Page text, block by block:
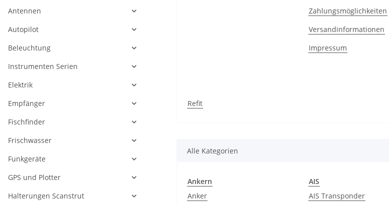
Zahlungsmöglichkeiten
Versandinformationen
Impressum
Refit
Alle Kategorien
Ankern
Anker
AIS
AIS Transponder
Antennen
Autopilot
Beleuchtung
Instrumenten Serien
Elektrik
Empfänger
Fischfinder
Frischwasser
Funkgeräte
GPS und Plotter
Halterungen Scanstrut